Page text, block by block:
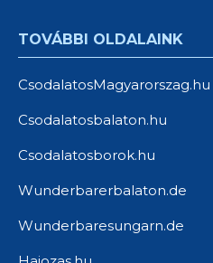
TOVÁBBI OLDALAINK
CsodalatosMagyarorszag.hu
Csodalatosbalaton.hu
Csodalatosborok.hu
Wunderbarerbalaton.de
Wunderbaresungarn.de